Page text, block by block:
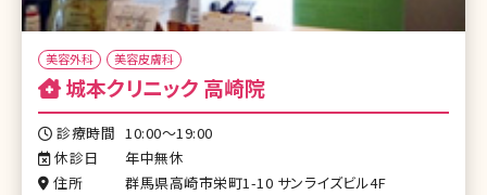
美容外科 美容皮膚科
城本クリニック 高崎院
診療時間 10:00～19:00
休診日
年中無休
住所
群馬県高崎市栄町1-10 サンライズビル4F